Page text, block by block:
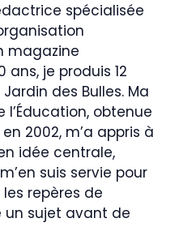
spécialisée
magazine
je produis 12
des Bulles. Ma
l’Éducation, obtenue
2002, m’a appris à
idée centrale,
suis servie pour
repères de
un sujet avant de